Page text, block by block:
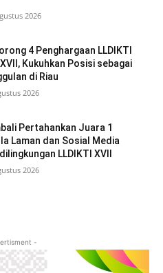
2026
4 Penghargaan LLDIKTI
Kukuhkan Posisi sebagai
di Riau
2026
Pertahankan Juara 1
Laman dan Sosial Media
LLDIKTI XVII
2026
-